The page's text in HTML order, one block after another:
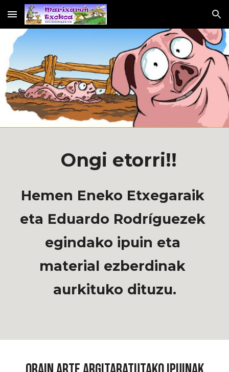
Skip to main content Skip to navigation
Ongi etorri!!
Hemen Eneko Etxegaraik
eta Eduardo Rodríguezek
egindako ipuin eta
material ezberdinak
aurkituko dituzu.